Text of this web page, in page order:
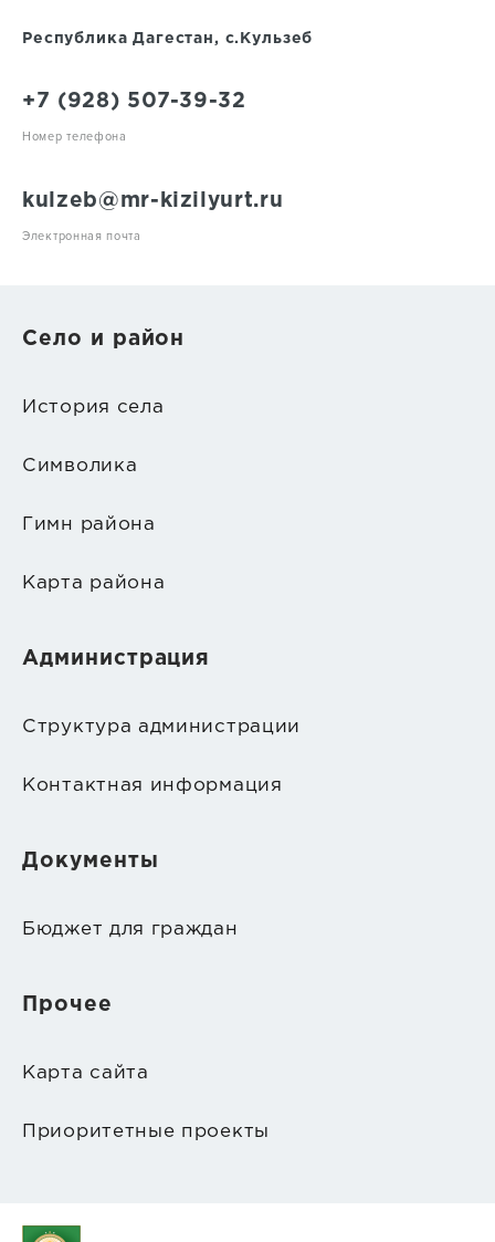
Республика Дагестан, с.Кульзеб
+7 (928) 507-39-32
Номер телефона
kulzeb@mr-kizilyurt.ru
Электронная почта
Село и район
История села
Символика
Гимн района
Карта района
Администрация
Структура администрации
Контактная информация
Документы
Бюджет для граждан
Прочее
Карта сайта
Приоритетные проекты